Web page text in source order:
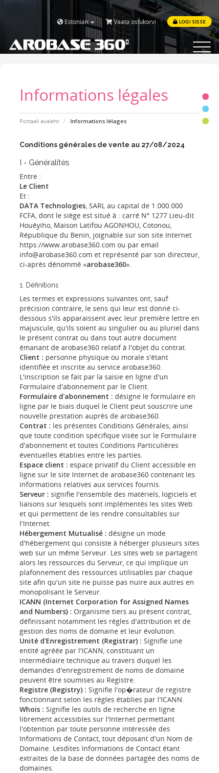
Estonian Vaata ostukorvi LOGI SISSE
Toggle
Informations légales
Portaali avaleht Informations lélages
Conditions générales de vente au 27/08/2024
I - Généralités
Entre :
Le Client
Et :
DATA Technologies, SARL au capital de 1.000.000
FCFA, dont le siège est situé à : carré N° 1277 Lieu-dit
Houéyiho, Maison Latifou AGONHOU, Cotonou,
République du Benin, joignable sur son site Internet
https://www.arobase360.com ou par email
info@arobase360.com et représenté par son directeur,
ci-après dénommé «arobase360».
1. Définitions
Les termes et expressions suivantes ont, sauf
précision contraire, le sens qui leur est donné ci-
dessous s'ils apparaissent avec leur première lettre en
majuscule, qu'ils soient au singulier ou au pluriel dans
le présent contrat ou dans tout autre document
émanant de arobase360 relatif à l'objet du contrat.
Client : personne physique ou morale s'étant
identifiée et inscrite au service arobase360.
L'inscription se fait par la saisie en ligne d'un
Formulaire d'abonnement par le Client.
Formulaire d'abonnement : désigne le formulaire en
ligne par le biais duquel le Client peut souscrire une
nouvelle prestation auprès de arobase360.
Contrat : les présentes Conditions Générales, ainsi
que toute condition spécifique visée sur le Formulaire
d'abonnement et toutes Conditions Particulières
éventuelles établies entre les parties.
Espace client : espace privatif du Client accessible en
ligne sur le site Internet de arobase360 contenant les
informations relatives aux services fournis.
Serveur : signifie l'ensemble des matériels, logiciels et
liaisons sur lesquels sont implémentés les sites Web
et qui permettent de les rendre consultables sur
l'Internet.
Hébergement Mutualisé : désigne un mode
d'hébergement qui consiste à héberger plusieurs sites
web sur un même Serveur. Les sites web se partagent
alors les ressources du Serveur, ce qui implique un
plafonnement des ressources utilisables par chaque
site afin qu'un site ne puisse pas nuire aux autres en
monopolisant le Serveur.
ICANN (Internet Corporation for Assigned Names
and Numbers) : Organisme tiers au présent contrat,
définissant notamment les règles d'attribution et de
gestion des noms de domaine et leur évolution.
Unité d'Enregistrement (Registrar) : Signifie une
entité agréée par l'ICANN, constituant un
intermédiaire technique au travers duquel les
demandes d'enregistrement de noms de domaine
peuvent être soumises au Registre.
Registre (Registry) : Signifie l'op�rateur de registre
fonctionnant selon les règles établies par l'ICANN.
Whois : Signifie les outils de recherche en ligne
librement accessibles sur l'Internet permettant
l'obtention par toute personne intéressée des
Informations de Contact, tout déposant d'un Nom de
Domaine. Lesdites Informations de Contact étant
extraites de la base de données partagée des noms de
domaines.